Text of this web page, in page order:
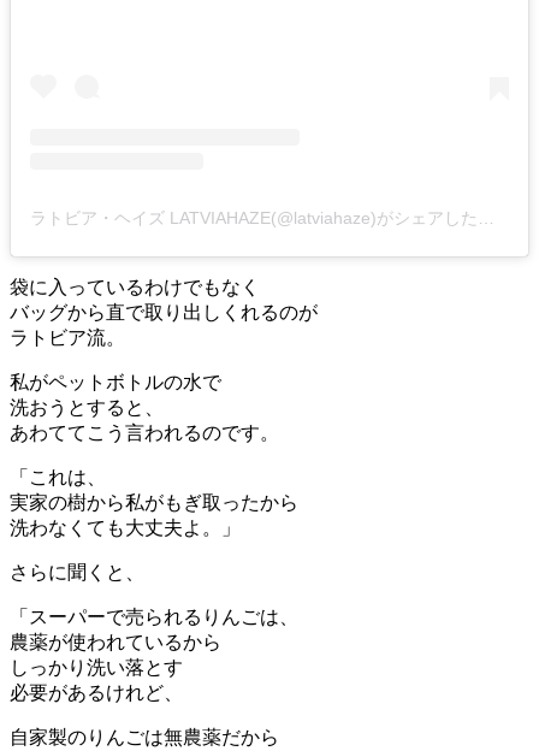
袋に入っているわけでもなく
バッグから直で取り出しくれるのが
ラトビア流。
私がペットボトルの水で
洗おうとすると、
あわててこう言われるのです。
「これは、
実家の樹から私がもぎ取ったから
洗わなくても大丈夫よ。」
さらに聞くと、
「スーパーで売られるりんごは、
農薬が使われているから
しっかり洗い落とす
必要があるけれど、
自家製のりんごは無農薬だから